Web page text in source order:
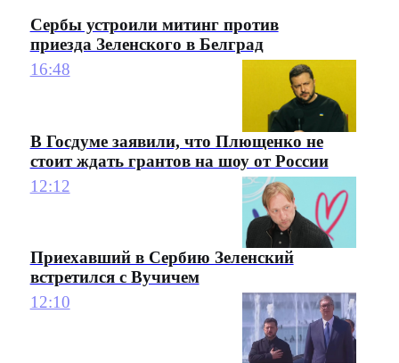
Сербы устроили митинг против
приезда Зеленского в Белград
16:48
В Госдуме заявили, что Плющенко не
стоит ждать грантов на шоу от России
12:12
Приехавший в Сербию Зеленский
встретился с Вучичем
12:10